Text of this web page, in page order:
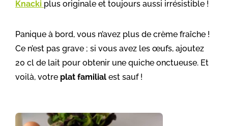
Knacki plus originale et toujours aussi irrésistible !
Panique à bord, vous n’avez plus de crème fraîche !
Ce n’est pas grave ; si vous avez les œufs, ajoutez
20 cl de lait pour obtenir une quiche onctueuse. Et
voilà, votre plat familial est sauf !